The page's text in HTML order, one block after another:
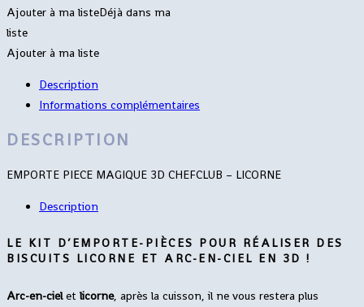
Ajouter à ma listeDéjà dans ma
liste
Ajouter à ma liste
Description
Informations complémentaires
DESCRIPTION
EMPORTE PIECE MAGIQUE 3D CHEFCLUB – LICORNE
Description
LE KIT D’EMPORTE-PIÈCES POUR RÉALISER DES
BISCUITS LICORNE ET ARC-EN-CIEL EN 3D !
Arc-en-cielet licorne, après la cuisson, il ne vous restera plus